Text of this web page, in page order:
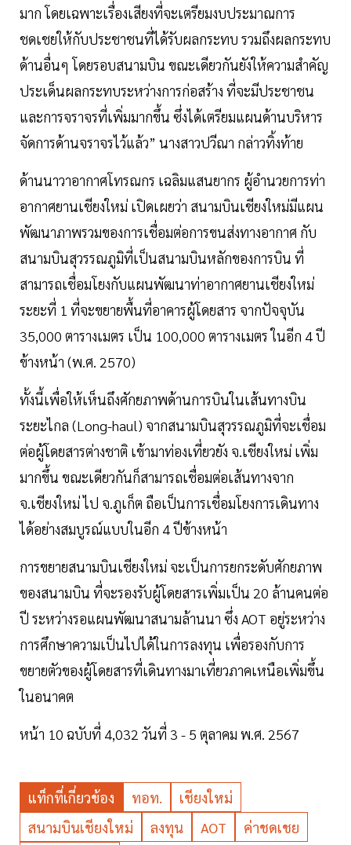
มาก โดยเฉพาะเรื่องเสียงที่จะเตรียมงบประมาณการ
ชดเชยให้กับประชาชนที่ได้รับผลกระทบ รวมถึงผลกระทบ
ด้านอื่นๆ โดยรอบสนามบิน ขณะเดียวกันยังให้ความสำคัญ
ประเด็นผลกระทบระหว่างการก่อสร้าง ที่จะมีประชาชน
และการจราจรที่เพิ่มมากขึ้น ซึ่งได้เตรียมแผนด้านบริหาร
จัดการด้านจราจรไว้แล้ว” นางสาวปวีณา กล่าวทิ้งท้าย
ด้านนาวาอากาศโทรณกร เฉลิมแสนยากร ผู้อำนวยการท่า
อากาศยานเชียงใหม่ เปิดเผยว่า สนามบินเชียงใหม่มีแผน
พัฒนาภาพรวมของการเชื่อมต่อการขนส่งทางอากาศ กับ
สนามบินสุวรรณภูมิที่เป็นสนามบินหลักของการบิน ที่
สามารถเชื่อมโยงกับแผนพัฒนาท่าอากาศยานเชียงใหม่
ระยะที่ 1 ที่จะขยายพื้นที่อาคารผู้โดยสาร จากปัจจุบัน
35,000 ตารางเมตร เป็น 100,000 ตารางเมตร ในอีก 4 ปี
ข้างหน้า (พ.ศ. 2570)
ทั้งนี้เพื่อให้เห็นถึงศักยภาพด้านการบินในเส้นทางบิน
ระยะไกล (Long-haul) จากสนามบินสุวรรณภูมิที่จะเชื่อม
ต่อผู้โดยสารต่างชาติ เข้ามาท่องเที่ยวยัง จ.เชียงใหม่ เพิ่ม
มากขึ้น ขณะเดียวกันก็สามารถเชื่อมต่อเส้นทางจาก
จ.เชียงใหม่ ไป จ.ภูเก็ต ถือเป็นการเชื่อมโยงการเดินทาง
ได้อย่างสมบูรณ์แบบในอีก 4 ปีข้างหน้า
การขยายสนามบินเชียงใหม่ จะเป็นการยกระดับศักยภาพ
ของสนามบิน ที่จะรองรับผู้โดยสารเพิ่มเป็น 20 ล้านคนต่อ
ปี ระหว่างรอแผนพัฒนาสนามล้านนา ซึ่ง AOT อยู่ระหว่าง
การศึกษาความเป็นไปได้ในการลงทุน เพื่อรองกับการ
ขยายตัวของผู้โดยสารที่เดินทางมาเที่ยวภาคเหนือเพิ่มขึ้น
ในอนาคต
หน้า 10 ฉบับที่ 4,032 วันที่ 3 - 5 ตุลาคม พ.ศ. 2567
แท็กที่เกี่ยวข้อง ทอท.
เชียงใหม่
สนามบินเชียงใหม่
ลงทุน AOT ค่าชดเชย